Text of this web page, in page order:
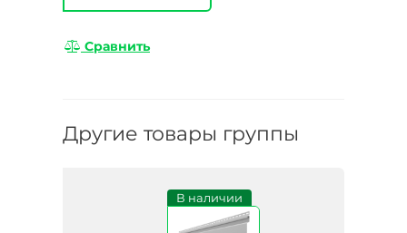
Сравнить
Другие товары группы
В наличии